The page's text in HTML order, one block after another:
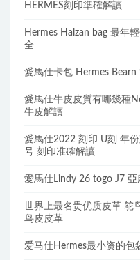
HERMES刻印準確解讀
Hermes Halzan bag 最年
全
愛馬仕卡包 Hermes
愛馬仕牛皮皮質有哪幾種
牛皮解讀
愛馬仕2022 刻印 U刻 年
号 刻印准確解讀
愛馬仕Lindy 26 togo J7
世界上最名贵优质皮革 鸵
鸟皮皮革
爱马仕Hermes最小资的包